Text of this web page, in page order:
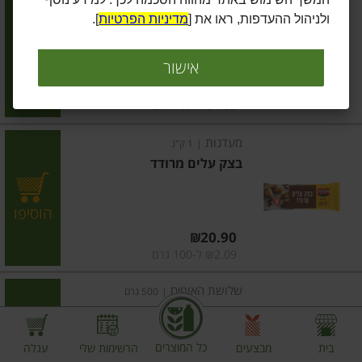
בצק פילאס תורכי
מחיר מחירון ₪25.90
₪4.32 ל-100 גרם
מעדנות 1 ק"ג
בצק עלים מרודד
₪20.90
הוסיפו
שלושת האופים 500 גרם
בצק פילו
בית מבצעים כל המוצרים הרשימות שלי עגלה
ולניהול ההעדפות, ראו את [מדיניות הפרטיות].
אישור